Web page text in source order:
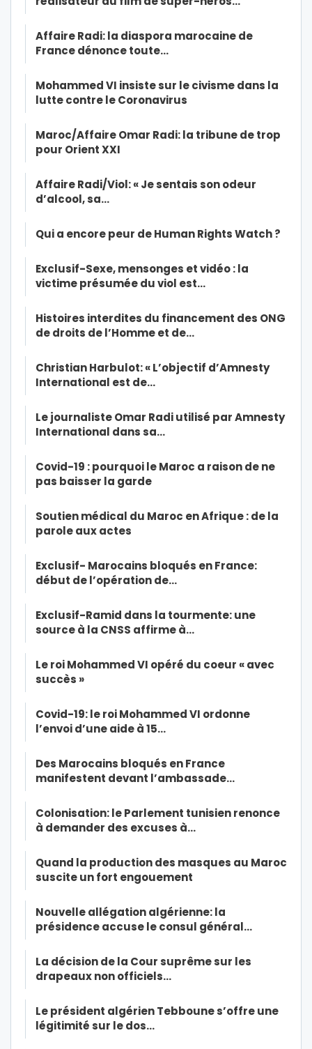
Affaire Radi: la diaspora marocaine de
France dénonce toute…
Mohammed VI insiste sur le civisme dans la
lutte contre le Coronavirus
Maroc/Affaire Omar Radi: la tribune de trop
pour Orient XXI
Affaire Radi/Viol: « Je sentais son odeur
d’alcool, sa…
Qui a encore peur de Human Rights Watch ?
Exclusif-Sexe, mensonges et vidéo : la
victime présumée du viol est…
Histoires interdites du financement des ONG
de droits de l’Homme et de…
Christian Harbulot: « L’objectif d’Amnesty
International est de…
Le journaliste Omar Radi utilisé par Amnesty
International dans sa…
Covid-19 : pourquoi le Maroc a raison de ne
pas baisser la garde
Soutien médical du Maroc en Afrique : de la
parole aux actes
Exclusif- Marocains bloqués en France:
début de l’opération de…
Exclusif-Ramid dans la tourmente: une
source à la CNSS affirme à…
Le roi Mohammed VI opéré du coeur « avec
succès »
Covid-19: le roi Mohammed VI ordonne
l’envoi d’une aide à 15…
Des Marocains bloqués en France
manifestent devant l’ambassade…
Colonisation: le Parlement tunisien renonce
à demander des excuses à…
Quand la production des masques au Maroc
suscite un fort engouement
Nouvelle allégation algérienne: la
présidence accuse le consul général…
La décision de la Cour suprême sur les
drapeaux non officiels…
Le président algérien Tebboune s’offre une
légitimité sur le dos…